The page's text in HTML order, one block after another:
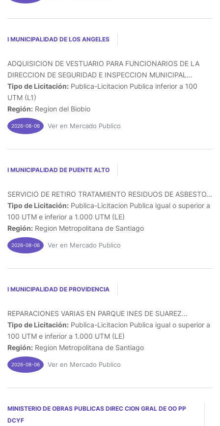
I MUNICIPALIDAD DE LOS ANGELES
ADQUISICION DE VESTUARIO PARA FUNCIONARIOS DE LA
DIRECCION DE SEGURIDAD E INSPECCION MUNICIPAL...
Tipo de Licitación: Publica-Licitacion Publica inferior a 100
UTM (L1)
Región: Region del Biobio
2026-08-06 Ver en Mercado Publico
I MUNICIPALIDAD DE PUENTE ALTO
SERVICIO DE RETIRO TRATAMIENTO RESIDUOS DE ASBESTO...
Tipo de Licitación: Publica-Licitacion Publica igual o superior a
100 UTM e inferior a 1.000 UTM (LE)
Región: Region Metropolitana de Santiago
2026-08-06 Ver en Mercado Publico
I MUNICIPALIDAD DE PROVIDENCIA
REPARACIONES VARIAS EN PARQUE INES DE SUAREZ...
Tipo de Licitación: Publica-Licitacion Publica igual o superior a
100 UTM e inferior a 1.000 UTM (LE)
Región: Region Metropolitana de Santiago
2026-08-06 Ver en Mercado Publico
MINISTERIO DE OBRAS PUBLICAS DIREC CION GRAL DE OO PP
DCYF